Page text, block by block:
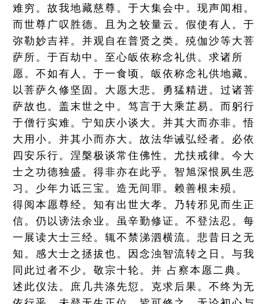
难穷。故我地藏慈尊。于大集会中。现声闻相。
而世尊广叹胜德。且为之较量云。假使有人。于
弥勒妙吉祥。并观自在普贤之类。殑伽沙等大菩
萨所。于百劫中。至心皈依称念礼供。求诸所
愿。不如有人。于一食顷。皈依称念礼供地藏。
以菩萨久修坚固。大愿大悲。勇猛精进。过诸菩
萨故也。盖末世之中。笃言于大乘芷易。而躬行
于僧行实难。宁知庆小谈大。并其大而亦非。悟
大用小。并其小而亦大。故法华诫弘经者。必依
四安乐行。涅槃极谈常住佛性。尤扶戒律。今大
士之功德独盛。得非亦在此乎。智旭深恨夙生恶
习。少年力诋三宝。造无间罪。赖善根未殒。
得阅本愿尊经。知有出世大孝。乃转邪见而生正
信。仍以谤法余业。虽辛勤修证。不登法忍。每
一展读大士三经。辄不禁涕泗横流。悲昔日之无
知。感大士之拯拔也。因念浊智流转之日。与我
同此过者不少。敬宗十轮。并 占察本愿二典。
述此仪法。庶几共涤先愆。克求后果。不终为无